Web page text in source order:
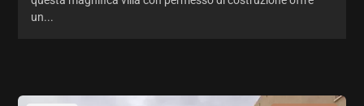
un...